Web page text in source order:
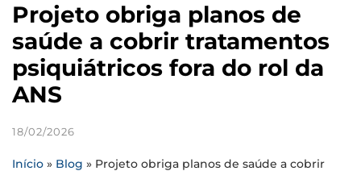
Projeto obriga planos de
saúde a cobrir tratamentos
psiquiátricos fora do rol da
ANS
18/02/2026
Início » Blog » Projeto obriga planos de saúde a cobrir